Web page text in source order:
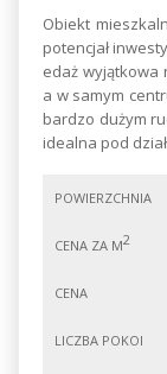
Obiekt
potencjał
edaż wyjątkowa
a w samym
bardzo dużym
idealna pod
POWIERZCHNIA
CENA ZA M2
CENA
LICZBA POKOI